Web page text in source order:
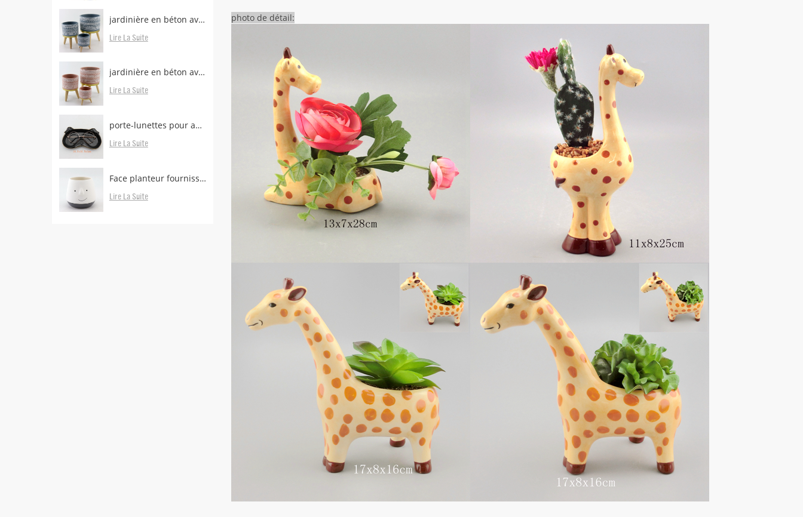
jardinière en béton avec pieds en bois
Lire La Suite
jardinière en béton avec pieds boisés à vendre
Lire La Suite
porte-lunettes pour animaux
Lire La Suite
Face planteur fournisseurs et fabricants
Lire La Suite
photo de détail: